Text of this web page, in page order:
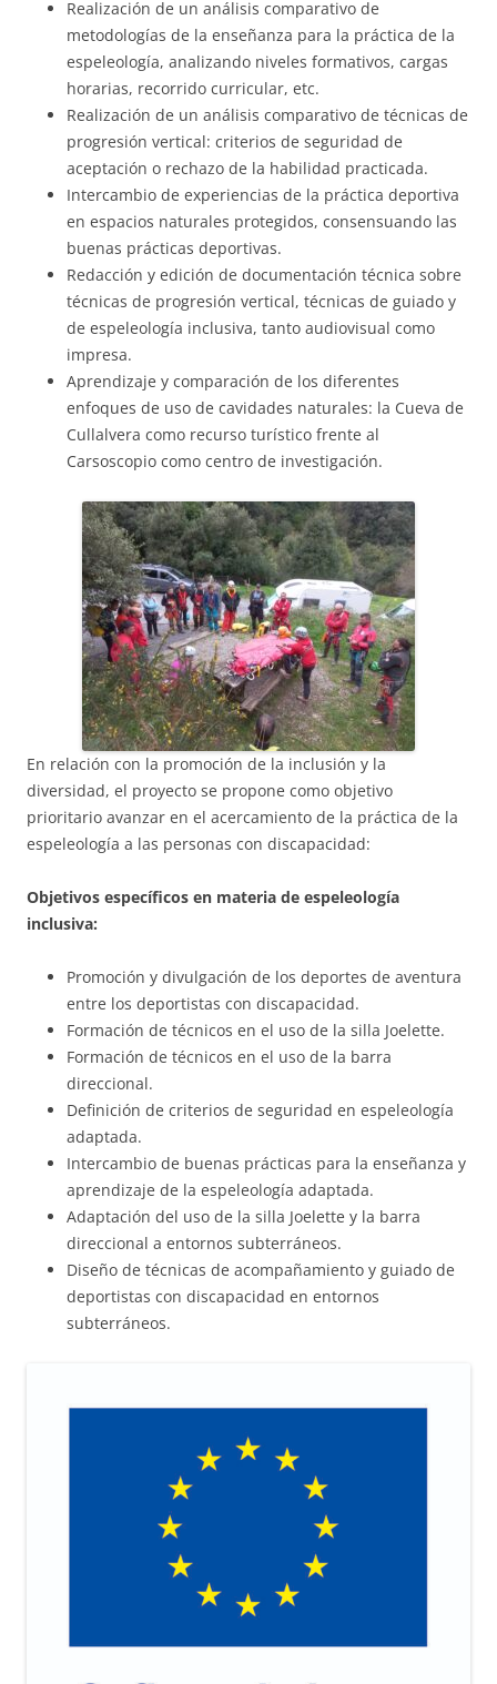
Realización de un análisis comparativo de
metodologías de la enseñanza para la práctica de la
espeleología, analizando niveles formativos, cargas
horarias, recorrido curricular, etc.
Realización de un análisis comparativo de técnicas de
progresión vertical: criterios de seguridad de
aceptación o rechazo de la habilidad practicada.
Intercambio de experiencias de la práctica deportiva
en espacios naturales protegidos, consensuando las
buenas prácticas deportivas.
Redacción y edición de documentación técnica sobre
técnicas de progresión vertical, técnicas de guiado y
de espeleología inclusiva, tanto audiovisual como
impresa.
Aprendizaje y comparación de los diferentes
enfoques de uso de cavidades naturales: la Cueva de
Cullalvera como recurso turístico frente al
Carsoscopio como centro de investigación.
En relación con la promoción de la inclusión y la
diversidad, el proyecto se propone como objetivo
prioritario avanzar en el acercamiento de la práctica de la
espeleología a las personas con discapacidad:
Objetivos específicos en materia de espeleología
inclusiva:
Promoción y divulgación de los deportes de aventura
entre los deportistas con discapacidad.
Formación de técnicos en el uso de la silla Joelette.
Formación de técnicos en el uso de la barra
direccional.
Definición de criterios de seguridad en espeleología
adaptada.
Intercambio de buenas prácticas para la enseñanza y
aprendizaje de la espeleología adaptada.
Adaptación del uso de la silla Joelette y la barra
direccional a entornos subterráneos.
Diseño de técnicas de acompañamiento y guiado de
deportistas con discapacidad en entornos
subterráneos.